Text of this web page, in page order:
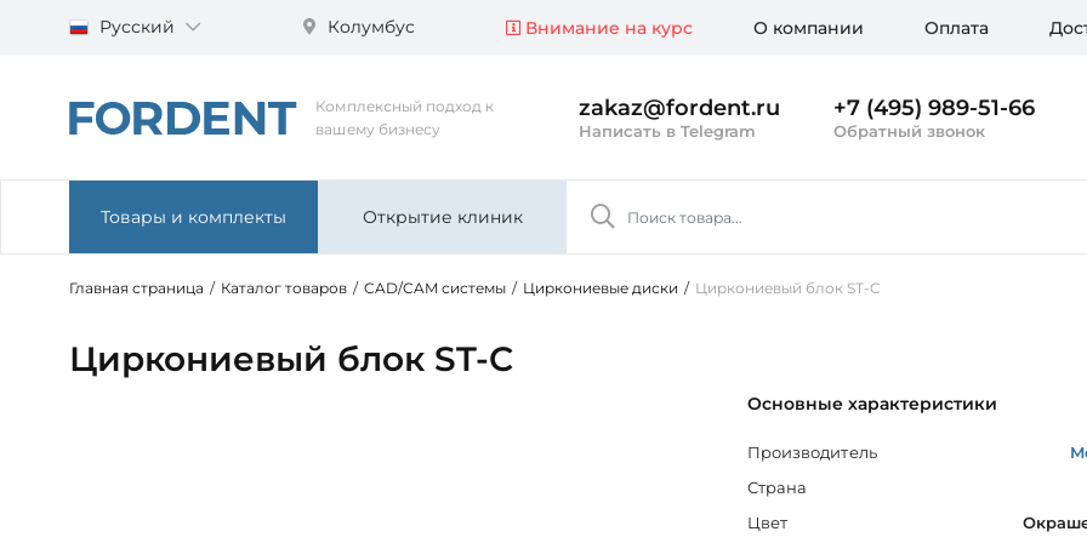
Русский Колумбус Внимание на курс О компании Оплата
Комплексный подход к
вашему бизнесу
zakaz@fordent.ru
Написать в Telegram
+7 (495) 989-51-66
Обратный звонок
Товары и комплекты Открытие клиник
Главная страница / Каталог товаров / CAD/CAM системы / Циркониевые диски / Циркониевый блок ST-C
Циркониевый блок ST-C
Основные характеристики
Производитель
Страна
Цвет